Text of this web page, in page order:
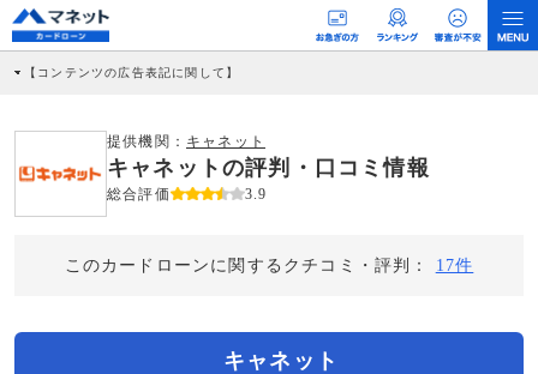
【コンテンツの広告表記に関して】
社に対して企業から紹介報酬が支払われるという収益モデルです。 ただし、特定の
商品を根拠なくPRするものではなく、当編集部の調査／ユーザーへの口コミ収集な
どに基づき、公平性を担保した情報提供を行っています。
提供機関： キャネット
キャネットの評判・口コミ情報
総合評価 3.9
このカードローンに関するクチコミ・評判： 17件
キャネット